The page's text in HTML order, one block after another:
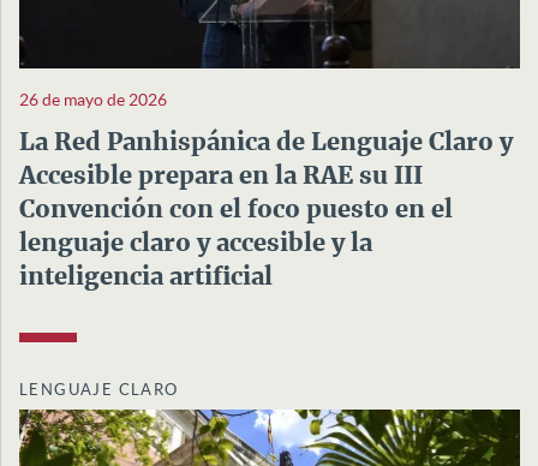
26 de mayo de 2026
La Red Panhispánica de Lenguaje Claro y
Accesible prepara en la RAE su III
Convención con el foco puesto en el
lenguaje claro y accesible y la
inteligencia artificial
LENGUAJE CLARO